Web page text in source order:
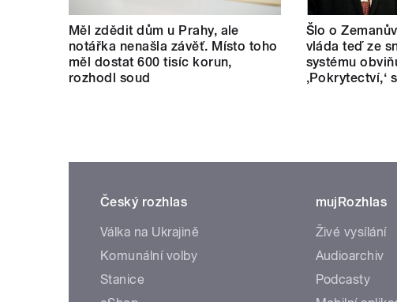
Měl zdědit dům u Prahy, ale
notářka nenašla závěť. Místo toho
měl dostat 600 tisíc korun,
rozhodl soud
Šlo o
vláda teď ze
systému
‚Pokrytectví,‘
Český rozhlas
Válka na Ukrajině
Komunální volby
Stanice
mujRozhlas
Živé vysílání
Audioarchiv
Podcasty